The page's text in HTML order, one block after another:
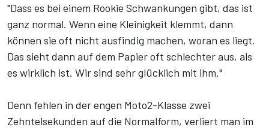
"Dass es bei einem Rookie Schwankungen gibt, das ist
ganz normal. Wenn eine Kleinigkeit klemmt, dann
können sie oft nicht ausfindig machen, woran es liegt.
Das sieht dann auf dem Papier oft schlechter aus, als
es wirklich ist. Wir sind sehr glücklich mit ihm."
Denn fehlen in der engen Moto2-Klasse zwei
Zehntelsekunden auf die Normalform, verliert man im